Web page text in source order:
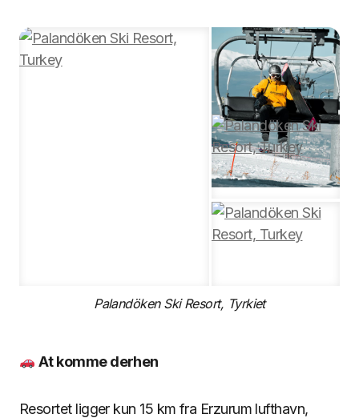
Palandöken Ski Resort, Tyrkiet
At komme derhen
Resortet ligger kun 15 km fra Erzurum lufthavn,